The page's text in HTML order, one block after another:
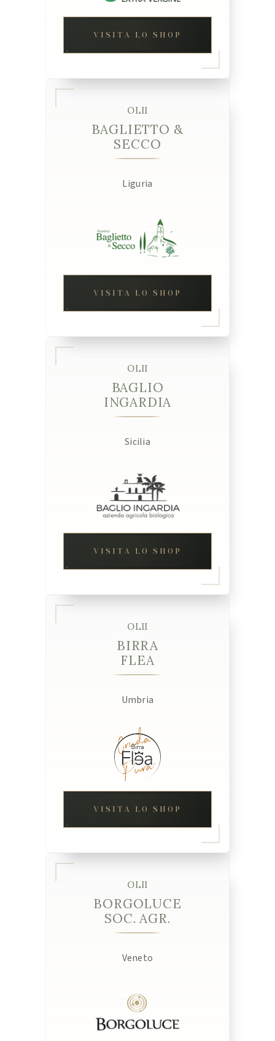
VISITA LO SHOP
OLII
BAGLIETTO &
SECCO
Liguria
VISITA LO SHOP
OLII
BAGLIO
INGARDIA
Sicilia
VISITA LO SHOP
OLII
BIRRA
FLEA
Umbria
VISITA LO SHOP
OLII
BORGOLUCE
SOC. AGR.
Veneto